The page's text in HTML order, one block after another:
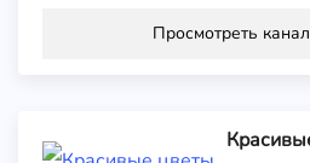
Просмотреть